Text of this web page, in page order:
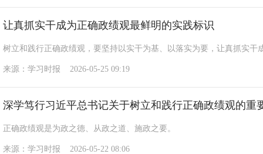
让真抓实干成为正确政绩观最鲜明的实践标识
树立和践行正确政绩观，要坚持以实干为基、以落实为要，让真抓实干
来源：学习时报 2026-05-25 09:19
深学笃行习近平总书记关于树立和践行正确政绩观的重
正确政绩观是为政之德、从政之道、施政之要。
来源：学习时报 2026-05-22 08:06